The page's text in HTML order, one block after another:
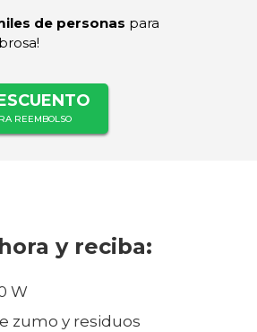
de personas para
REEMBOLSO
y reciba:
W
zumo y residuos